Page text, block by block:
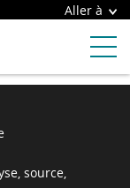
Aller à
source,